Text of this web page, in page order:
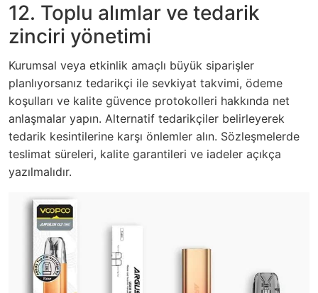
12. Toplu alımlar ve tedarik
zinciri yönetimi
Kurumsal veya etkinlik amaçlı büyük siparişler
planlıyorsanız tedarikçi ile sevkiyat takvimi, ödeme
koşulları ve kalite güvence protokolleri hakkında net
anlaşmalar yapın. Alternatif tedarikçiler belirleyerek
tedarik kesintilerine karşı önlemler alın. Sözleşmelerde
teslimat süreleri, kalite garantileri ve iadeler açıkça
yazılmalıdır.